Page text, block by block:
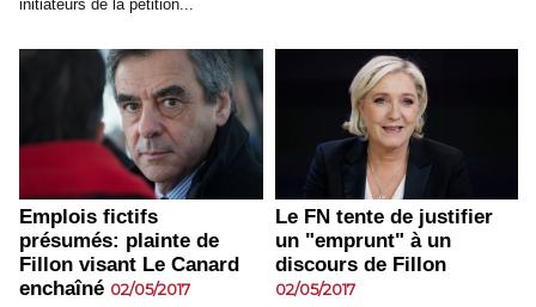
initiateurs de la pétition...
Emplois fictifs
présumés: plainte de
Fillon visant Le Canard
enchaîné 02/05/2017
Le FN tente de justifier
un "emprunt" à un
discours de Fillon
02/05/2017